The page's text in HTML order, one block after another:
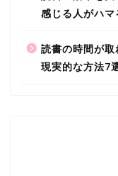
感じる人がハ
読書の時間が
現実的な方法7